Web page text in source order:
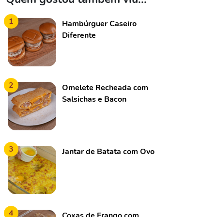
1
Hambúrguer Caseiro
Diferente
2
Omelete Recheada com
Salsichas e Bacon
3 Jantar de Batata com Ovo
4